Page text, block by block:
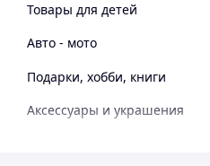
Товары для детей
Авто - мото
Подарки, хобби, книги
Аксессуары и украшения